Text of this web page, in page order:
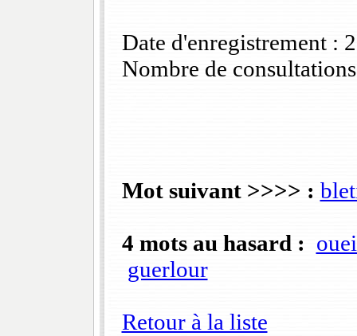
Date d'enregistrement :
Nombre de
Mot suivant >>>> :
4 mots au hasard :
guerlour
Retour à la liste